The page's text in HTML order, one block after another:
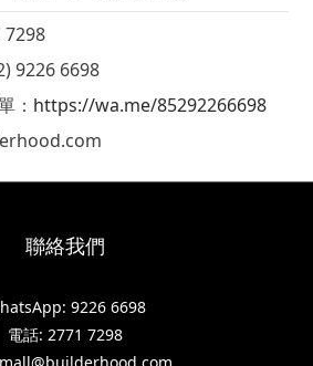
7298
9226 6698
： https://wa.me/85292266698
聯絡我們
9226 6698
電話: 2771 7298